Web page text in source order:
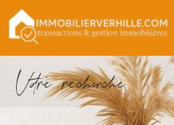
Vore recece